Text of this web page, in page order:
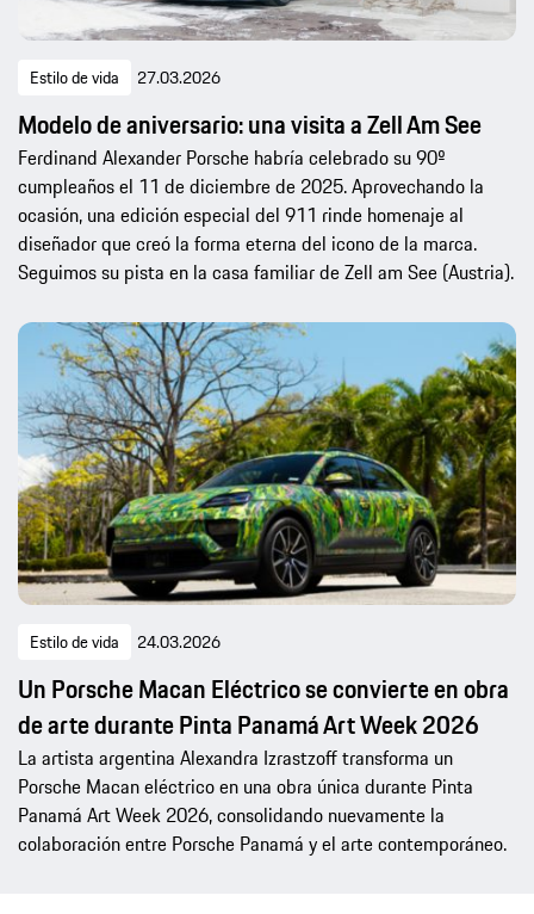
Estilo de vida 27.03.2026
Modelo de aniversario: una visita a Zell Am See
Ferdinand Alexander Porsche habría celebrado su 90º
cumpleaños el 11 de diciembre de 2025. Aprovechando la
ocasión, una edición especial del 911 rinde homenaje al
diseñador que creó la forma eterna del icono de la marca.
Seguimos su pista en la casa familiar de Zell am See (Austria).
Estilo de vida 24.03.2026
Un Porsche Macan Eléctrico se convierte en obra
de arte durante Pinta Panamá Art Week 2026
La artista argentina Alexandra Izrastzoff transforma un
Porsche Macan eléctrico en una obra única durante Pinta
Panamá Art Week 2026, consolidando nuevamente la
colaboración entre Porsche Panamá y el arte contemporáneo.